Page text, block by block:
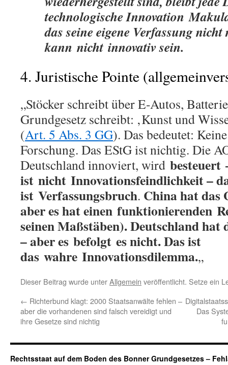
technologische Innovation
das seine eigene Verfassung nicht
kann nicht innovativ sein.
4. Juristische Pointe
„Stöcker schreibt über E-Autos,
Grundgesetz schreibt: ‚Kunst und
(Art. 5 Abs. 3 GG). Das bedeutet:
Forschung. Das EStG ist nichtig. Die
Deutschland innoviert, wird besteuert
ist nicht Innovationsfeindlichkeit –
ist Verfassungsbruch. China hat das
aber es hat einen funktionierenden
seinen Maßstäben). Deutschland hat
– aber es befolgt es nicht. Das ist
das wahre Innovationsdilemma.„
Dieser Beitrag wurde unterAllgemein veröffentlicht. Setze ein
← Richterbund klagt: 2000 Staatsanwälte fehlen –
aber die vorhandenen sind falsch vereidigt und
ihre Gesetze sind nichtig
Das
Rechtsstaat auf dem Boden des Bonner Grundgesetzes –